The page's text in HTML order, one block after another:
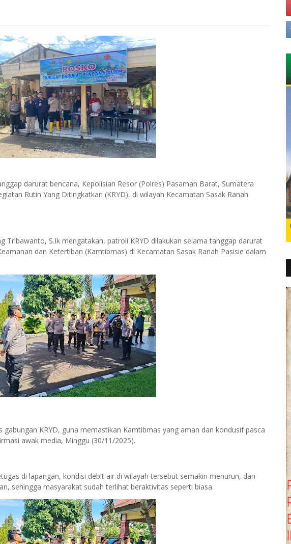
darurat bencana, Kepolisian Resor (Polres) Pasaman Barat, Sumatera
Rutin Yang Ditingkatkan (KRYD), di wilayah Kecamatan Sasak Ranah
Tribawanto, S.Ik mengatakan, patroli KRYD dilakukan selama tanggap darurat
dan Ketertiban (Kamtibmas) di Kecamatan Sasak Ranah Pasisie dalam
KRYD, guna memastikan Kamtibmas yang aman dan kondusif pasca
awak media, Minggu (30/11/2025).
di lapangan, kondisi debit air di wilayah tersebut semakin menurun, dan
sehingga masyarakat sudah terlihat beraktivitas seperti biasa.